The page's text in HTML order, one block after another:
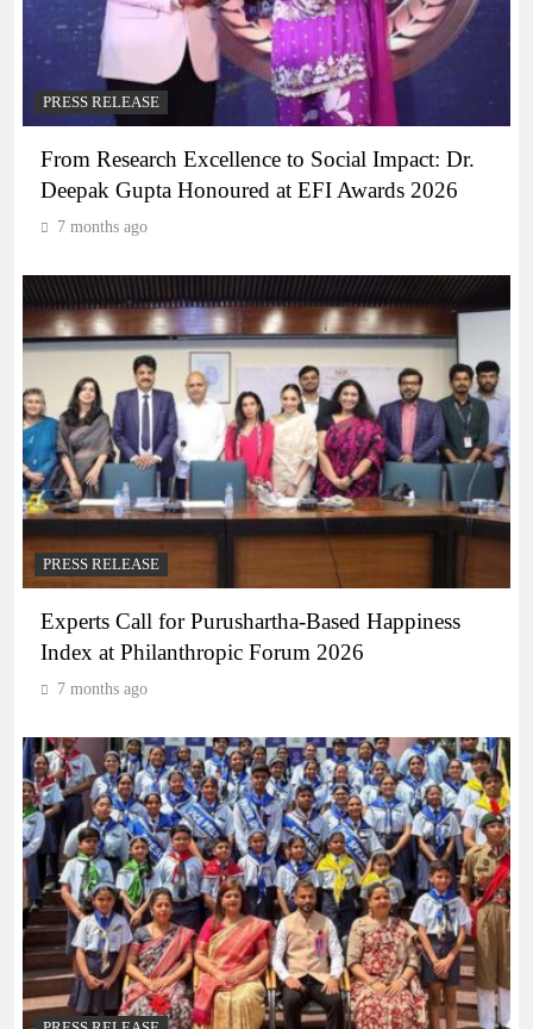
PRESS RELEASE
From Research Excellence to Social Impact: Dr.
Deepak Gupta Honoured at EFI Awards 2026
7 months ago
PRESS RELEASE
Experts Call for Purushartha-Based Happiness
Index at Philanthropic Forum 2026
7 months ago